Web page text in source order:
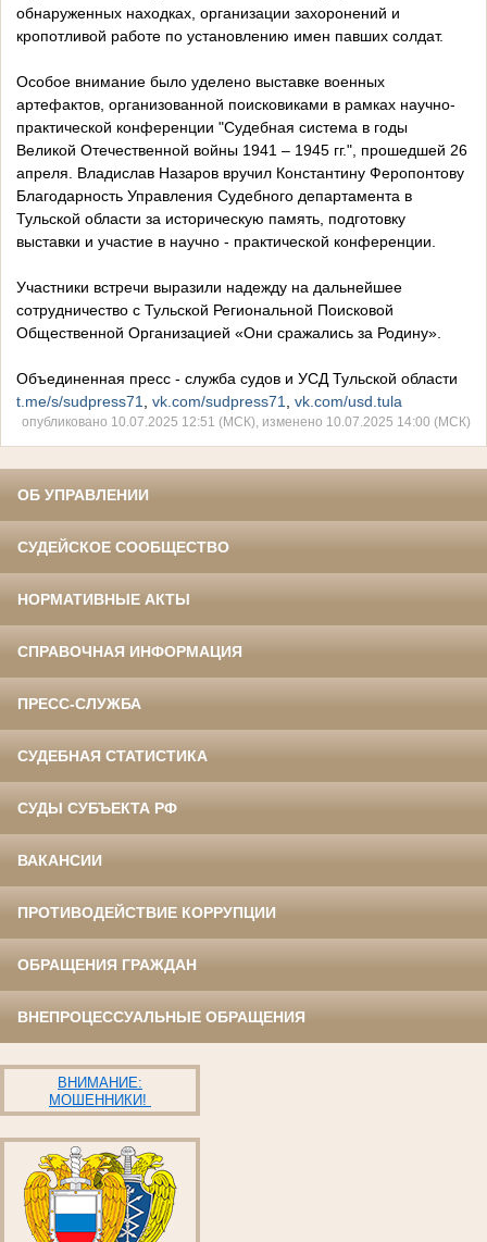
обнаруженных находках, организации захоронений и
кропотливой работе по установлению имен павших солдат.
Особое внимание было уделено выставке военных
артефактов, организованной поисковиками в рамках научно-
практической конференции "Судебная система в годы
Великой Отечественной войны 1941 – 1945 гг.", прошедшей 26
апреля. Владислав Назаров вручил Константину Феропонтову
Благодарность Управления Судебного департамента в
Тульской области за историческую память, подготовку
выставки и участие в научно - практической конференции.
Участники встречи выразили надежду на дальнейшее
сотрудничество с Тульской Региональной Поисковой
Общественной Организацией «Они сражались за Родину».
Объединенная пресс - служба судов и УСД Тульской области
t.me/s/sudpress71
vk.com/sudpress71 vk.com/usd.tula
опубликовано 10.07.2025 12:51 (МСК), изменено 10.07.2025 14:00 (МСК)
ОБ УПРАВЛЕНИИ
СУДЕЙСКОЕ СООБЩЕСТВО
НОРМАТИВНЫЕ АКТЫ
СПРАВОЧНАЯ ИНФОРМАЦИЯ
ПРЕСС-СЛУЖБА
СУДЕБНАЯ СТАТИСТИКА
СУДЫ СУБЪЕКТА РФ
ВАКАНСИИ
ПРОТИВОДЕЙСТВИЕ КОРРУПЦИИ
ОБРАЩЕНИЯ ГРАЖДАН
ВНЕПРОЦЕССУАЛЬНЫЕ ОБРАЩЕНИЯ
ВНИМАНИЕ:
МОШЕННИКИ!